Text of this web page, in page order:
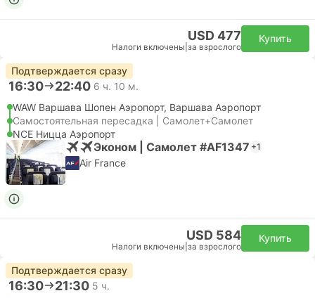
USD 477
Налоги включены за взрослого
Купить
Подтверждается сразу
16:30 22:40 6 ч. 10 м.
WAW Варшава Шопен Аэропорт, Варшава Аэропорт
Самостоятельная пересадка | Самолет+Самолет
NCE Ницца Аэропорт
Эконом | Самолет #AF1347 +1
Air France
USD 584
Налоги включены за взрослого
Купить
Подтверждается сразу
16:30 21:30 5 ч.